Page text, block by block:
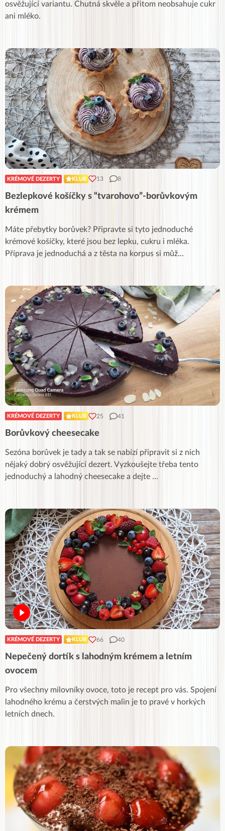
osvěžující variantu. Chutná skvěle a přitom neobsahuje cukr
ani mléko.
KRÉMOVÉ DEZERTY KLUB 13 8
Bezlepkové košíčky s “tvarohovo”-borůvkovým
krémem
Máte přebytky borůvek? Připravte si tyto jednoduché
krémové košíčky, které jsou bez lepku, cukru i mléka.
Příprava je jednoduchá a z těsta na korpus si můž...
KRÉMOVÉ DEZERTY KLUB 25 41
Borůvkový cheesecake
Sezóna borůvek je tady a tak se nabízí připravit si z nich
nějaký dobrý osvěžující dezert. Vyzkoušejte třeba tento
jednoduchý a lahodný cheesecake a dejte ...
KRÉMOVÉ DEZERTY KLUB 66 40
Nepečený dortík s lahodným krémem a letním
ovocem
Pro všechny milovníky ovoce, toto je recept pro vás. Spojení
lahodného krému a čerstvých malin je to pravé v horkých
letních dnech.